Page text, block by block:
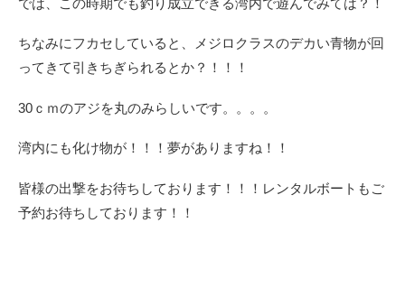
ちなみにフカセしていると、メジロクラスのデカい青物が回
ってきて引きちぎられるとか？！！！
30ｃｍのアジを丸のみらしいです。。。。
湾内にも化け物が！！！夢がありますね！！
皆様の出撃をお待ちしております！！！レンタルボートもご
予約お待ちしております！！